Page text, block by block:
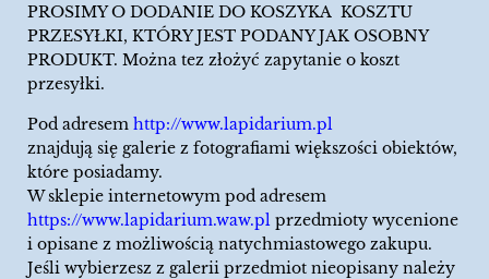
PROSIMY O DODANIE DO KOSZYKA KOSZTU
PRZESYŁKI, KTÓRY JEST PODANY JAK OSOBNY
PRODUKT. Można tez złożyć zapytanie o koszt
przesyłki.
Pod adresem http://www.lapidarium.pl
znajdują się galerie z fotografiami większości obiektów,
które posiadamy.
W sklepie internetowym pod adresem
https://www.lapidarium.waw.pl przedmioty wycenione
i opisane z możliwością natychmiastowego zakupu.
Jeśli wybierzesz z galerii przedmiot nieopisany należy